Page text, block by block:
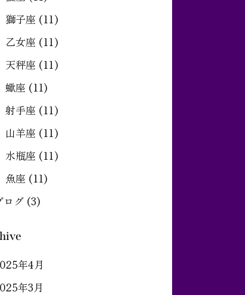
獅子座 (11)
乙女座 (11)
天秤座 (11)
蠍座 (11)
射手座 (11)
山羊座 (11)
水瓶座 (11)
魚座 (11)
ログ(3)
年4月
年3月